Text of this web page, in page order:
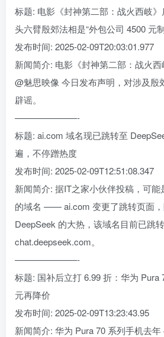
标题: 电影《封神第二部：战火西岐
头六臂殷郊法相是“外包公司 4500 元
发布时间: 2025-02-09T20:03:01.977
新闻简介: 电影《封神第二部：战火
@魅思映像 今日发布声明，对涉及殷
辟谣。
———————-
标题: ai.com 域名现已跳转至
遍，不停蹭热度
发布时间: 2025-02-09T12:51:08.347
新闻简介: 据IT之家小伙伴投稿，可
的域名 —— ai.com 变更了跳转页面
DeepSeek 的大热，该域名目前已跳
chat.deepseek.com。
———————-
标题: 国补后立打 6.99 折：华为 Pura
元再降价
发布时间: 2025-02-09T13:23:43.95
新闻简介: 华为 Pura 70 系列手机去